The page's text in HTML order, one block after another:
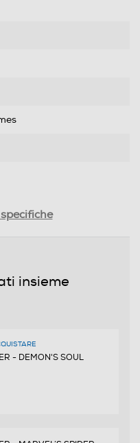
Games arriva il remake
Souls. Interamente
migliorato, questo
insieme
- DEMON'S SOUL